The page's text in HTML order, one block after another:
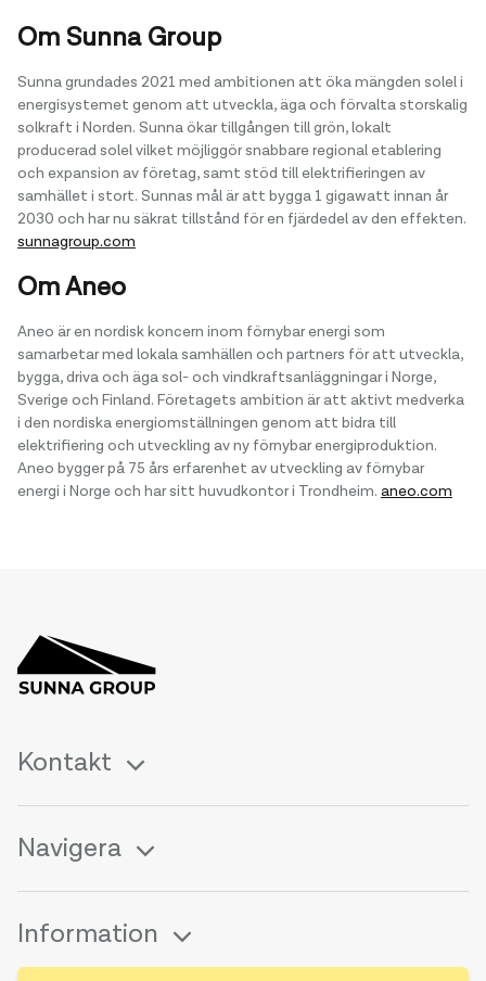
Om Sunna Group
Sunna grundades 2021 med ambitionen att öka mängden solel i
energisystemet genom att utveckla, äga och förvalta storskalig
solkraft i Norden. Sunna ökar tillgången till grön, lokalt
producerad solel vilket möjliggör snabbare regional etablering
och expansion av företag, samt stöd till elektrifieringen av
samhället i stort. Sunnas mål är att bygga 1 gigawatt innan år
2030 och har nu säkrat tillstånd för en fjärdedel av den effekten.
sunnagroup.com
Om Aneo
Aneo är en nordisk koncern inom förnybar energi som
samarbetar med lokala samhällen och partners för att utveckla,
bygga, driva och äga sol- och vindkraftsanläggningar i Norge,
Sverige och Finland. Företagets ambition är att aktivt medverka
i den nordiska energiomställningen genom att bidra till
elektrifiering och utveckling av ny förnybar energiproduktion.
Aneo bygger på 75 års erfarenhet av utveckling av förnybar
energi i Norge och har sitt huvudkontor i Trondheim. aneo.com
Navigera
Information
Kontakt